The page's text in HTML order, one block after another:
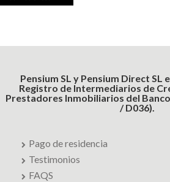
Pensium SL y Pensium Direct SL
Registro de Intermediarios de
Prestadores Inmobiliarios del
/ D036).
Pago de residencia
Testimonios
FAQS